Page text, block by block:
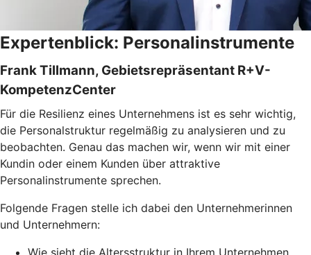
Expertenblick: Personalinstrumente
Frank Tillmann, Gebietsrepräsentant R+V-
KompetenzCenter
Für die Resilienz eines Unternehmens ist es sehr wichtig,
die Personalstruktur regelmäßig zu analysieren und zu
beobachten. Genau das machen wir, wenn wir mit einer
Kundin oder einem Kunden über attraktive
Personalinstrumente sprechen.
Folgende Fragen stelle ich dabei den Unternehmerinnen
und Unternehmern:
Wie sieht die Altersstruktur in Ihrem Unternehmen